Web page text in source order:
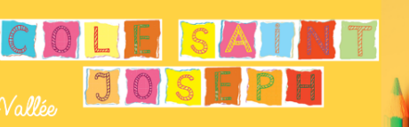
LE MESNIL EN VALLÉE